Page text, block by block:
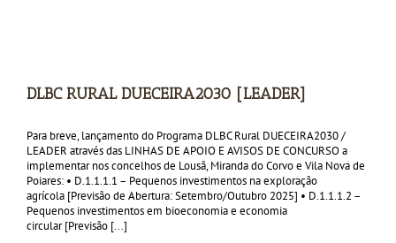
DLBC RURAL DUECEIRA2030 [LEADER]
Para breve, lançamento do Programa DLBC Rural DUECEIRA2030 /
LEADER através das LINHAS DE APOIO E AVISOS DE CONCURSO a
implementar nos concelhos de Lousã, Miranda do Corvo e Vila Nova de
Poiares: • D.1.1.1.1 – Pequenos investimentos na exploração
agrícola [Previsão de Abertura: Setembro/Outubro 2025] • D.1.1.1.2 –
Pequenos investimentos em bioeconomia e economia
circular [Previsão [...]